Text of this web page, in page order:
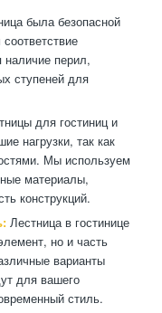
была безопасной
наличие перил,
ступеней для
для гостиниц и
нагрузки, так как
Мы используем
материалы,
конструкций.
Лестница в гостинице
но и часть
варианты
для вашего
стиль.